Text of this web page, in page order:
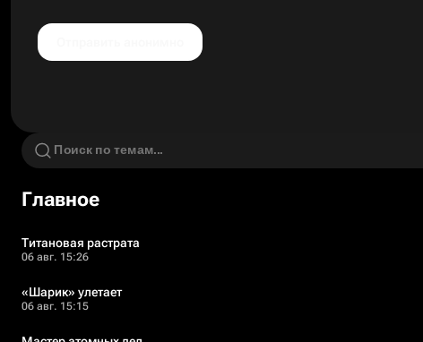
Главное
Титановая растрата
06 авг. 15:26
«Шарик» улетает
06 авг. 15:15